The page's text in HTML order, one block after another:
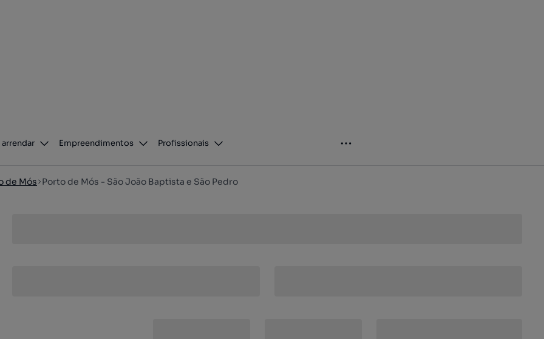
arrendar Empreendimentos Profissionais
de Mós Porto de Mós - São João Baptista e São Pedro